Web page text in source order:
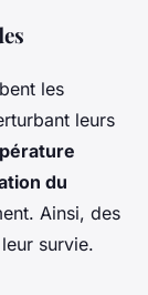
les
leurs
du
Ainsi, des
survie.